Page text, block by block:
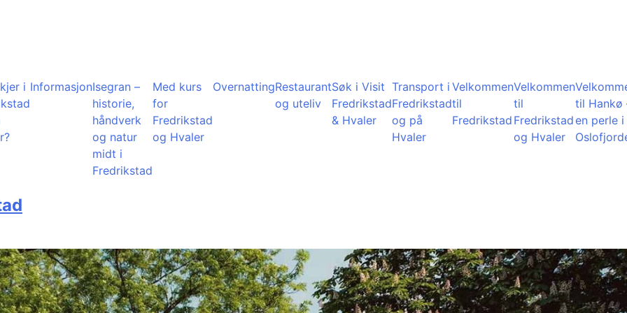
i InformasjonIsegran –
historie,
håndverk
og natur
midt i
Fredrikstad
Med kurs
for
Fredrikstad
og Hvaler
OvernattingRestaurant
og uteliv
Søk i Visit
Fredrikstad
& Hvaler
Transport i
Fredrikstad
og på
Hvaler
Velkommen
til
Fredrikstad
Velkommen
til
Fredrikstad
og Hvaler
til Hankø
en perle i